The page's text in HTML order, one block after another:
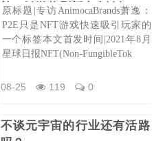
施，链游将刷新大众认知
原标题|专访AnimocaBrands萧逸：
P2E只是NFT游戏快速吸引玩家的
一个标签本文首发时间|2021年8月
星球日报NFT(Non-FungibleTok
08-25 119 0
不谈元宇宙的行业还有活路